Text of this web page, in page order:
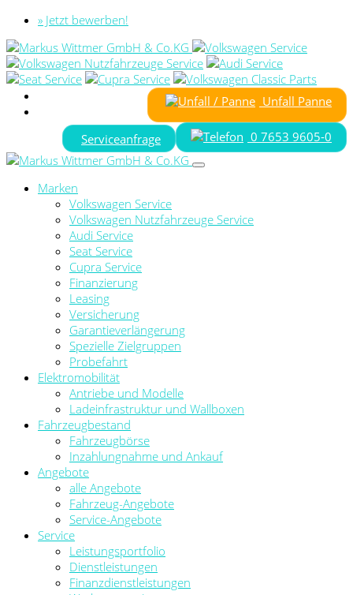
» Jetzt bewerben!
Unfall Panne
0 7653 9605-0
Serviceanfrage
Marken
Volkswagen Service
Volkswagen Nutzfahrzeuge Service
Audi Service
Seat Service
Cupra Service
Finanzierung
Leasing
Versicherung
Garantieverlängerung
Spezielle Zielgruppen
Probefahrt
Elektromobilität
Antriebe und Modelle
Ladeinfrastruktur und Wallboxen
Fahrzeugbestand
Fahrzeugbörse
Inzahlungnahme und Ankauf
Angebote
alle Angebote
Fahrzeug-Angebote
Service-Angebote
Service
Leistungsportfolio
Dienstleistungen
Finanzdienstleistungen